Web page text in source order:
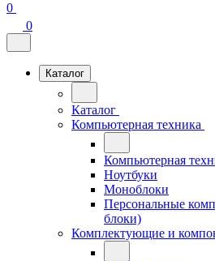
0
0
Каталог
Каталог
Компьютерная техника
Компьютерная
Ноутбуки
Моноблоки
Персональные
блоки)
Комплектующие и